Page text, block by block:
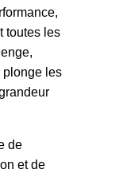
toutes les
plonge les
de
et de